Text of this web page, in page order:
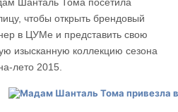
чтобы открыть брендовый
в ЦУМе и представить свою
изысканную коллекцию сезона
лето 2015.